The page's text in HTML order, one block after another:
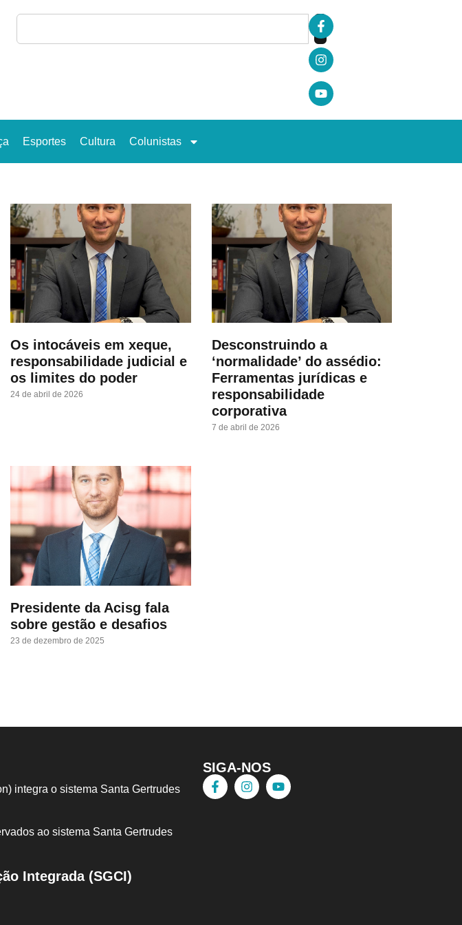
Esportes Cultura Colunistas
Os​ intocáveis em xeque,
responsabilidade judicial e
os limites do poder
24 de abril de 2026
Desconstruindo a
‘normalidade’ do assédio:
Ferramentas jurídicas e
responsabilidade
corporativa
7 de abril de 2026
Presidente da Acisg fala
sobre gestão e desafios
23 de dezembro de 2025
integra o sistema Santa Gertrudes
ao sistema Santa Gertrudes
Integrada (SGCI)
SIGA-NOS